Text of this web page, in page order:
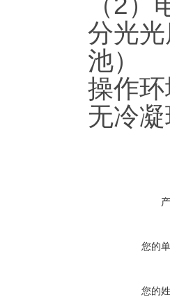
分光
池）
操作
无冷
您的
您的